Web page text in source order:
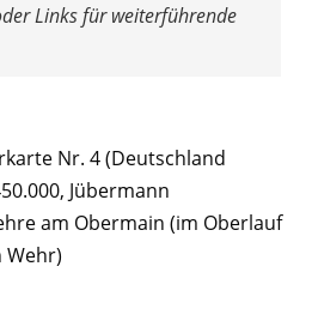
Links für weiterführende
Nr. 4 (Deutschland
Jübermann
am Obermain (im Oberlauf
Wehr)